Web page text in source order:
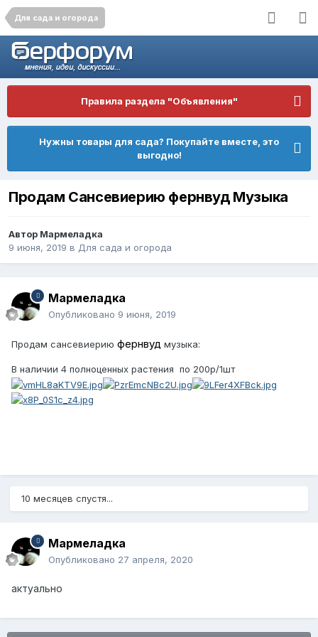
Для сада и огорода
Правила раздела "Объявления"
Нужны товары для сада? Покупайте вместе, это
выгодно!
Продам Сансевиерию фернвуд Музыка
Автор Мармеладка
9 июня, 2019 в Для сада и огорода
Мармеладка
Опубликовано 9 июня, 2019
Продам сансевиерию фернвуд музыка:
В наличии 4 полноценных растения по 200р/1шт
10 месяцев спустя...
Мармеладка
Опубликовано 27 апреля, 2020
актуально